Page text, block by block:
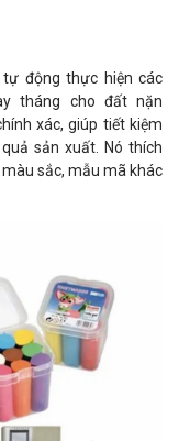
động thực hiện các
tháng cho đất nặn
xác, giúp tiết kiệm
sản xuất. Nó thích
sắc, mẫu mã khác